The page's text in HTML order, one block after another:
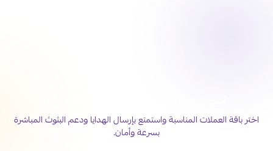
اختر باقة العملات المناسبة واستمتع بإرسال الهدايا ودعم البثوث المباشرة
بسرعة وأمان.